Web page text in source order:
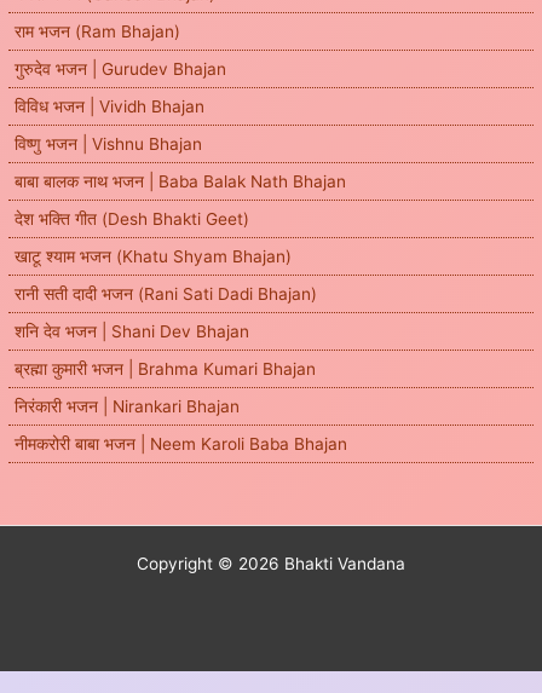
राम भजन (Ram Bhajan)
गुरुदेव भजन | Gurudev Bhajan
विविध भजन | Vividh Bhajan
विष्णु भजन | Vishnu Bhajan
बाबा बालक नाथ भजन | Baba Balak Nath Bhajan
देश भक्ति गीत (Desh Bhakti Geet)
खाटू श्याम भजन (Khatu Shyam Bhajan)
रानी सती दादी भजन (Rani Sati Dadi Bhajan)
शनि देव भजन | Shani Dev Bhajan
ब्रह्मा कुमारी भजन | Brahma Kumari Bhajan
निरंकारी भजन | Nirankari Bhajan
नीमकरोरी बाबा भजन | Neem Karoli Baba Bhajan
Copyright © 2026 Bhakti Vandana